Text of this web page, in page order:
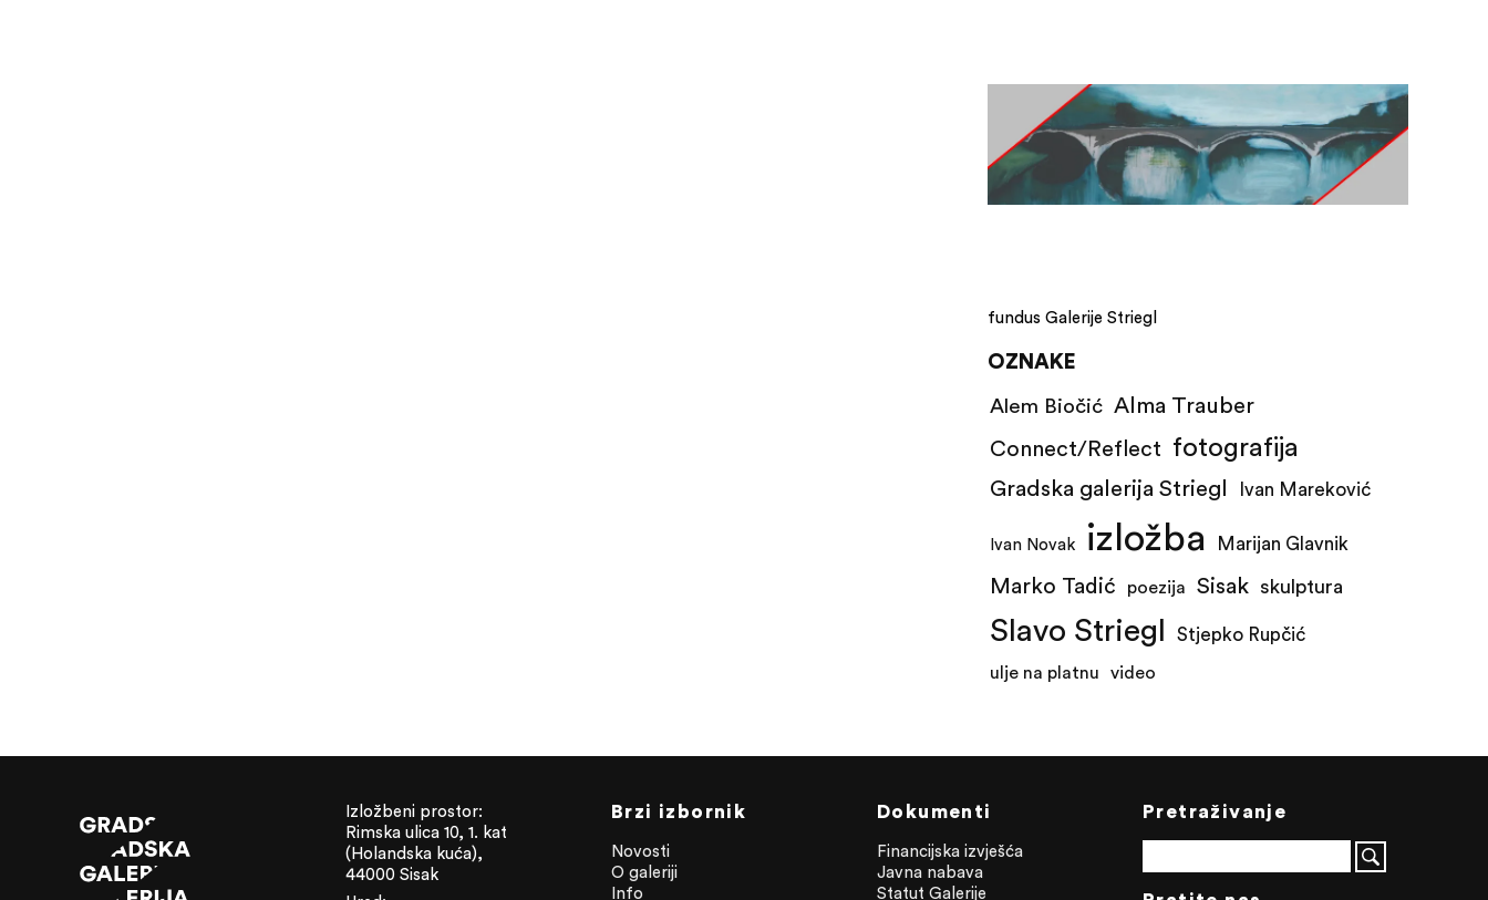
fundus Galerije Striegl
OZNAKE
Alem Biočić Alma Trauber
Connect/Reflect fotografija
Gradska galerija Striegl Ivan Mareković
Ivan Novak izložba Marijan Glavnik
Marko Tadić poezija Sisak skulptura
Slavo Striegl Stjepko Rupčić
ulje na platnu video
Izložbeni prostor:
Rimska ulica 10, 1. kat
(Holandska kuća),
44000 Sisak
Brzi izbornik
Novosti
O galeriji
Info
Dokumenti
Financijska izvješća
Javna nabava
Statut Galerije
Pretraživanje